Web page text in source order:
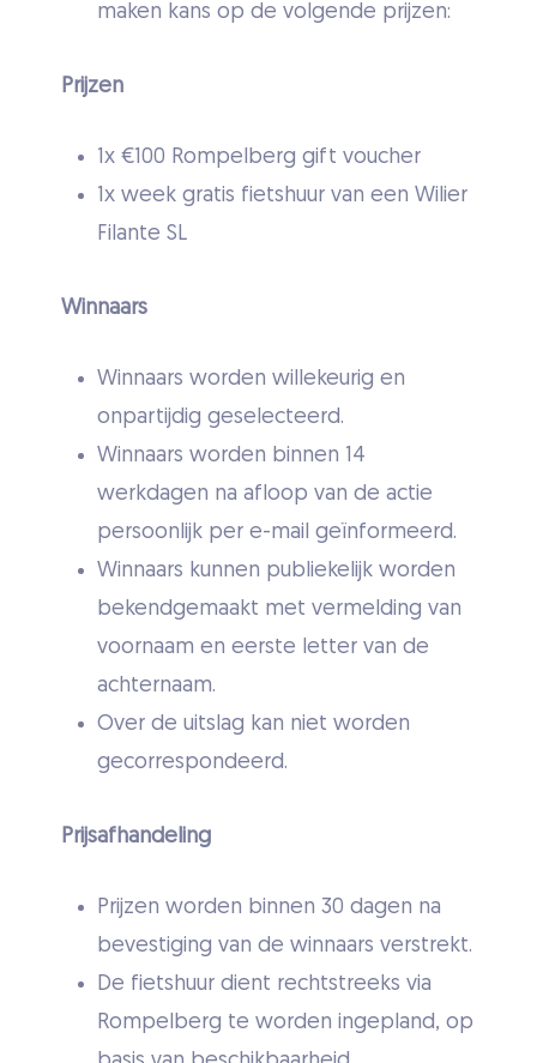
maken kans op de volgende prijzen:
Prijzen
1x €100 Rompelberg gift voucher
1x week gratis fietshuur van een Wilier
Filante SL
Winnaars
Winnaars worden willekeurig en
onpartijdig geselecteerd.
Winnaars worden binnen 14
werkdagen na afloop van de actie
persoonlijk per e-mail geïnformeerd.
Winnaars kunnen publiekelijk worden
bekendgemaakt met vermelding van
voornaam en eerste letter van de
achternaam.
Over de uitslag kan niet worden
gecorrespondeerd.
Prijsafhandeling
Prijzen worden binnen 30 dagen na
bevestiging van de winnaars verstrekt.
De fietshuur dient rechtstreeks via
Rompelberg te worden ingepland, op